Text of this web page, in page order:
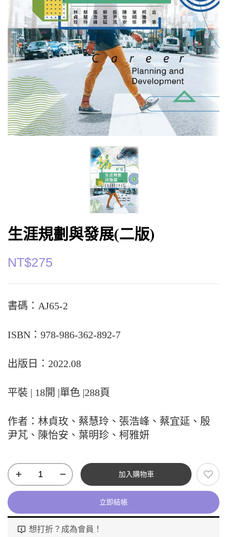
生涯規劃與發展(二版)
NT$275
書碼：AJ65-2
ISBN：978-986-362-892-7
出版日：2022.08
平裝 | 18開 |單色 |288頁
作者：林貞玫、蔡慧玲、張浩峰、蔡宜延、殷
尹芃、陳怡安、葉明珍、柯雅妍
加入購物車
立即結帳
想打折？成為會員！